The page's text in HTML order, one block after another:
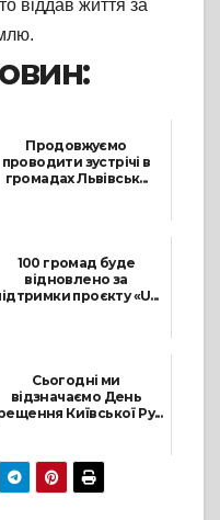
віддав життя за
Продовжуємо
проводити зустрічі в
громадах Львівськ...
100 громад буде
відновлено за
проєкту «U...
Сьогодні ми
відзначаємо День
Київської Ру...
15 Липня, 2026